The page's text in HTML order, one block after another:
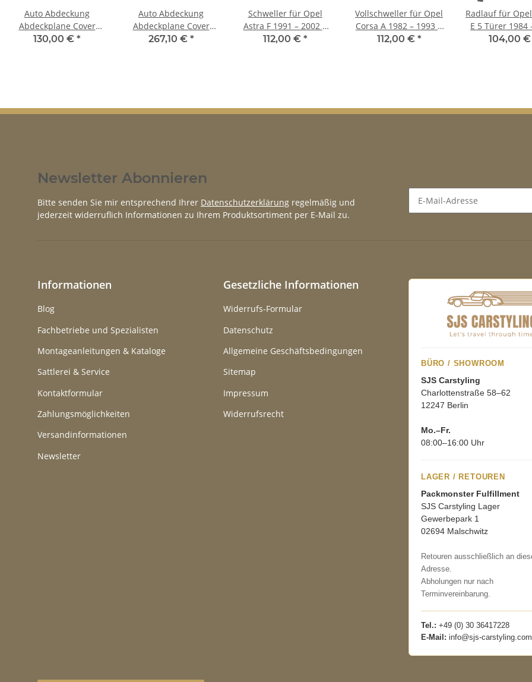
Auto Abdeckung
Abdeckplane Cover
Ganzgarage outdoor
130,00 € *
Auto Abdeckung
Abdeckplane Cover
Ganzgarage outdoor
267,10 € *
Schweller für Opel
Astra F 1991 – 2002 3
Türer rechts
112,00 € *
Vollschweller für Opel
Corsa A 1982 – 1993 3
Türer rechts
112,00 € *
Radlauf für
E 5 Türer 1984
links
104,00
Newsletter Abonnieren
Bitte senden Sie mir entsprechend Ihrer Datenschutzerklärung regelmäßig und
jederzeit widerruflich Informationen zu Ihrem Produktsortiment per E-Mail zu.
Informationen
Blog
Fachbetriebe und Spezialisten
Montageanleitungen & Kataloge
Sattlerei & Service
Kontaktformular
Zahlungsmöglichkeiten
Versandinformationen
Newsletter
Gesetzliche Informationen
Widerrufs-Formular
Datenschutz
Allgemeine Geschäftsbedingungen
Sitemap
Impressum
Widerrufsrecht
BÜRO / SHOWROOM
SJS Carstyling
Charlottenstraße 58–62
12247 Berlin
Mo.–Fr.
08:00–16:00 Uhr
LAGER / RETOUREN
Packmonster Fulfillment
SJS Carstyling Lager
Gewerbepark 1
02694 Malschwitz
Retouren ausschließlich an
Adresse.
Abholungen nur nach
Terminvereinbarung.
Tel.: +49 (0) 30 36417228
E-Mail: info@sjs-carstyling.com